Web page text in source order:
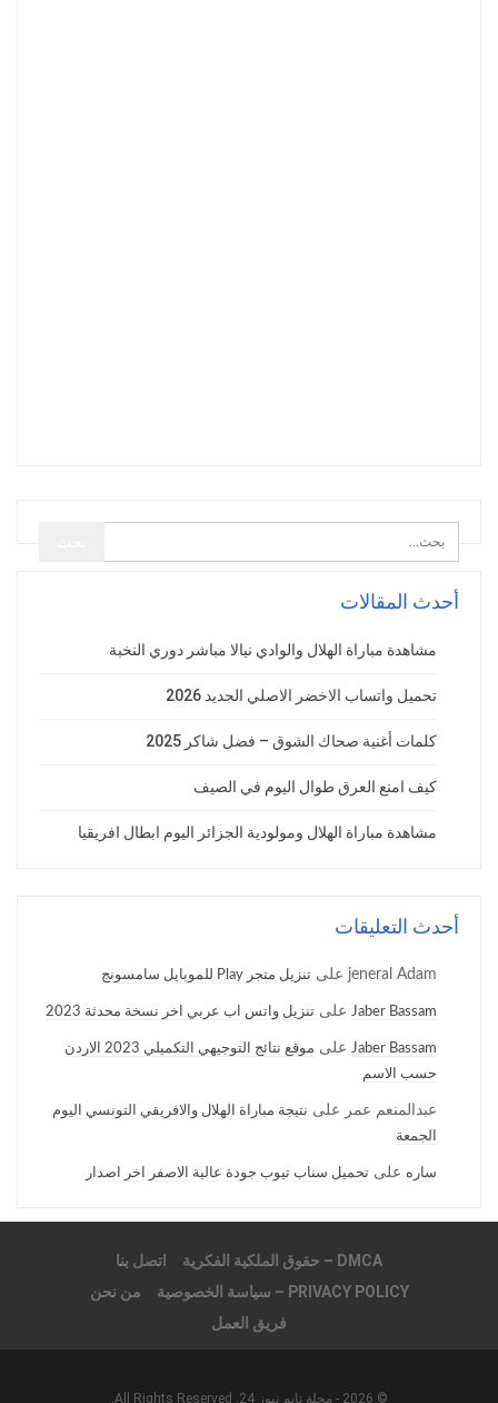
أحدث المقالات
مشاهدة مباراة الهلال والوادي نيالا مباشر دوري النخبة
تحميل واتساب الاخضر الاصلي الجديد 2026
كلمات أغنية صحاك الشوق – فضل شاكر 2025
كيف امنع العرق طوال اليوم في الصيف
مشاهدة مباراة الهلال ومولودية الجزائر اليوم ابطال افريقيا
أحدث التعليقات
jeneral Adam على تنزيل متجر Play للموبايل سامسونج
Jaber Bassam على تنزيل واتس اب عربي اخر نسخة محدثة 2023
Jaber Bassam على
موقع نتائج التوجيهي التكميلي 2023 الاردن
حسب الاسم
عبدالمنعم عمر على نتيجة مباراة الهلال والافريقي التونسي اليوم
الجمعة
ساره على تحميل سناب تيوب جودة عالية الاصفر اخر اصدار
DMCA – حقوق الملكية الفكرية
اتصل بنا
PRIVACY POLICY – سياسة الخصوصية
من نحن
فريق العمل
© 2026 - مجلة تايم نيوز 24. All Rights Reserved.